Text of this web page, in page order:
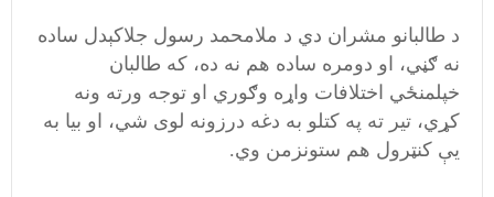
د طالبانو مشران دي د ملامحمد رسول جلاکېدل ساده
نه ګڼي، او دومره ساده هم نه ده،‌ که طالبان
خپلمنځي اختلافات واړه وګوري او توجه ورته ونه
کړي، تیر ته په کتلو به دغه درزونه لوی شي، او بیا به
یې کنټرول هم ستونزمن وي.